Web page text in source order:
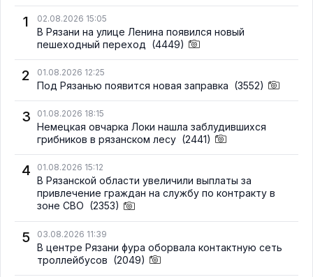
1
02.08.2026 15:05
В Рязани на улице Ленина появился новый
пешеходный переход (4449)
2 01.08.2026 12:25
Под Рязанью появится новая заправка (3552)
3 01.08.2026 18:15
Немецкая овчарка Локи нашла заблудившихся
грибников в рязанском лесу (2441)
4 01.08.2026 15:12
В Рязанской области увеличили выплаты за
привлечение граждан на службу по контракту в
зоне СВО (2353)
5 03.08.2026 11:39
В центре Рязани фура оборвала контактную сеть
троллейбусов (2049)